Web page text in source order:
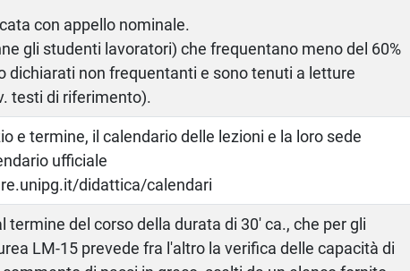
con appello nominale.
gli studenti lavoratori) che frequentano meno del 60%
dichiarati non frequentanti e sono tenuti a letture
testi di riferimento).
e termine, il calendario delle lezioni e la loro sede
ufficiale
didattica/calendari
termine del corso della durata di 30' ca., che per gli
LM-15 prevede fra l'altro la verifica delle capacità di